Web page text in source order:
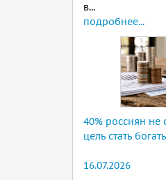
в...
подробнее...
40% россиян не
цель стать
16.07.2026